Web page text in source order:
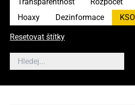
Hoaxy
Dezinformace KSO
Resetovat štítky